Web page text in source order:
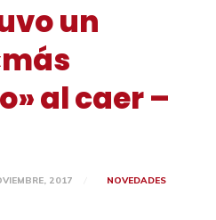
un
al caer –
2017 NOVEDADES